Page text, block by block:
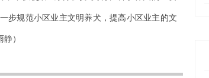
步规范小区业主文明养犬，提高小区业主的文
）